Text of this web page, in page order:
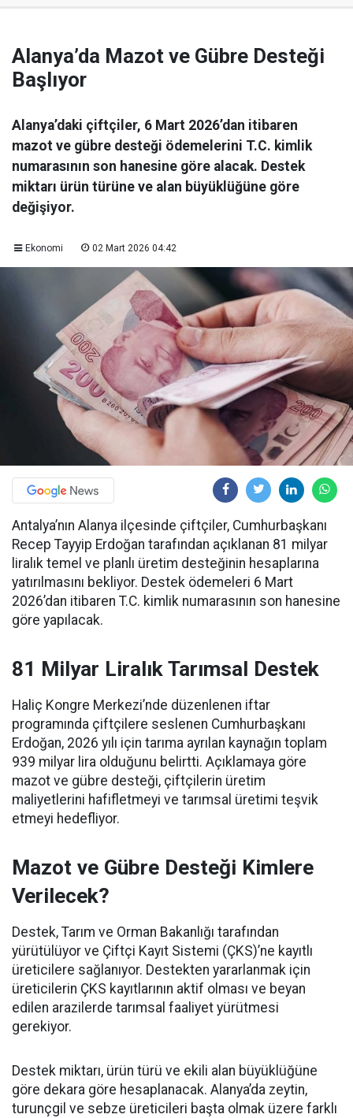
Alanya’da Mazot ve Gübre Desteği
Başlıyor
Alanya’daki çiftçiler, 6 Mart 2026’dan itibaren
mazot ve gübre desteği ödemelerini T.C. kimlik
numarasının son hanesine göre alacak. Destek
miktarı ürün türüne ve alan büyüklüğüne göre
değişiyor.
Ekonomi 02 Mart 2026 04:42
Antalya’nın Alanya ilçesinde çiftçiler, Cumhurbaşkanı
Recep Tayyip Erdoğan tarafından açıklanan 81 milyar
liralık temel ve planlı üretim desteğinin hesaplarına
yatırılmasını bekliyor. Destek ödemeleri 6 Mart
2026’dan itibaren T.C. kimlik numarasının son hanesine
göre yapılacak.
81 Milyar Liralık Tarımsal Destek
Haliç Kongre Merkezi’nde düzenlenen iftar
programında çiftçilere seslenen Cumhurbaşkanı
Erdoğan, 2026 yılı için tarıma ayrılan kaynağın toplam
939 milyar lira olduğunu belirtti. Açıklamaya göre
mazot ve gübre desteği, çiftçilerin üretim
maliyetlerini hafifletmeyi ve tarımsal üretimi teşvik
etmeyi hedefliyor.
Mazot ve Gübre Desteği Kimlere
Verilecek?
Destek, Tarım ve Orman Bakanlığı tarafından
yürütülüyor ve Çiftçi Kayıt Sistemi (ÇKS)’ne kayıtlı
üreticilere sağlanıyor. Destekten yararlanmak için
üreticilerin ÇKS kayıtlarının aktif olması ve beyan
edilen arazilerde tarımsal faaliyet yürütmesi
gerekiyor.
Destek miktarı, ürün türü ve ekili alan büyüklüğüne
göre dekara göre hesaplanacak. Alanya’da zeytin,
turunçgil ve sebze üreticileri başta olmak üzere farklı